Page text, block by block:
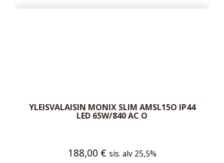
YLEISVALAISIN MONIX SLIM AMSL15O IP44
LED 65W/840 AC O
188,00 € sis. alv 25,5%